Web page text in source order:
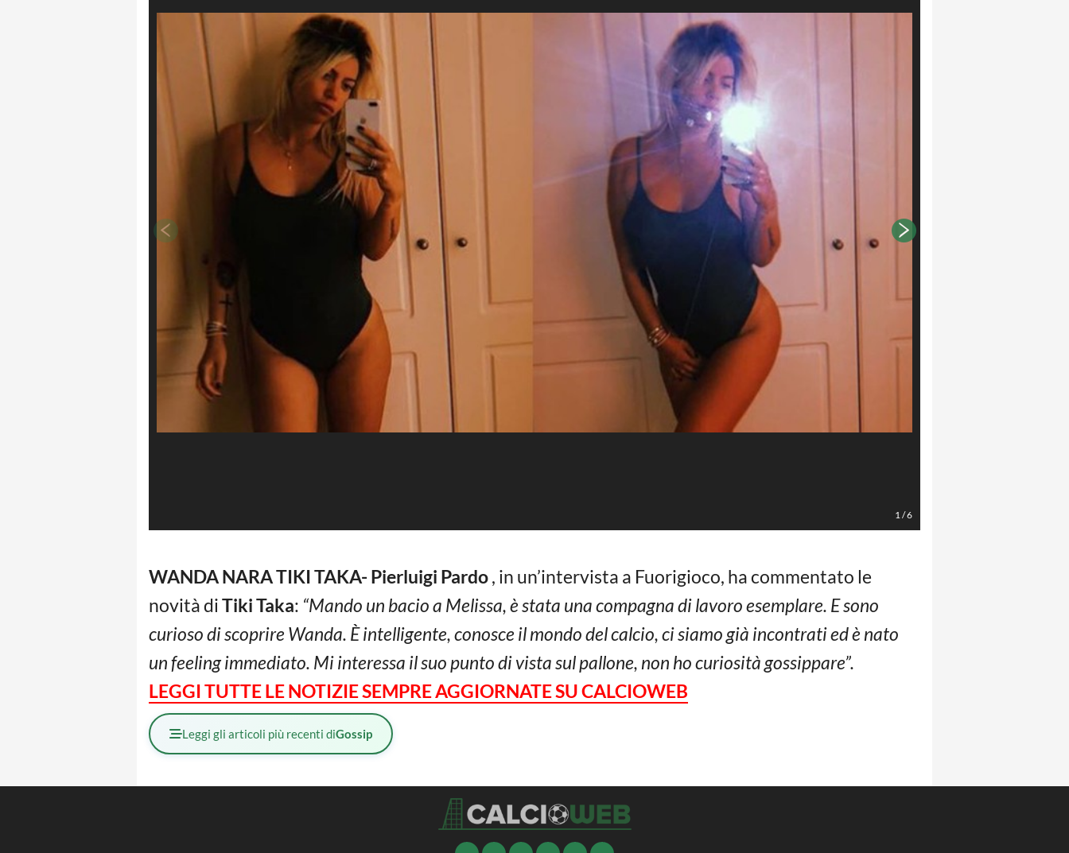
1/6
WANDA NARA TIKI TAKA- Pierluigi Pardo, in un’intervista a Fuorigioco, ha commentato le
novità diTiki Taka: “Mando un bacio a Melissa, è stata una compagna di lavoro esemplare. E sono
curioso di scoprire Wanda. È intelligente, conosce il mondo del calcio, ci siamo già incontrati ed è nato
un feeling immediato. Mi interessa il suo punto di vista sul pallone, non ho curiosità gossippare”.
LEGGI TUTTE LE NOTIZIE SEMPRE AGGIORNATE SU CALCIOWEB
Leggi gli articoli più recenti diGossip